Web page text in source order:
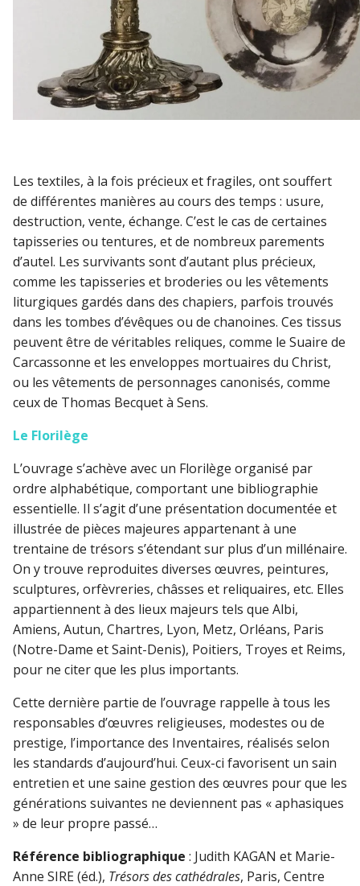
Les textiles, à la fois précieux et fragiles, ont souffert
de différentes manières au cours des temps : usure,
destruction, vente, échange. C’est le cas de certaines
tapisseries ou tentures, et de nombreux parements
d’autel. Les survivants sont d’autant plus précieux,
comme les tapisseries et broderies ou les vêtements
liturgiques gardés dans des chapiers, parfois trouvés
dans les tombes d’évêques ou de chanoines. Ces tissus
peuvent être de véritables reliques, comme le Suaire de
Carcassonne et les enveloppes mortuaires du Christ,
ou les vêtements de personnages canonisés, comme
ceux de Thomas Becquet à Sens.
Le Florilège
L’ouvrage s’achève avec un Florilège organisé par
ordre alphabétique, comportant une bibliographie
essentielle. Il s’agit d’une présentation documentée et
illustrée de pièces majeures appartenant à une
trentaine de trésors s’étendant sur plus d’un millénaire.
On y trouve reproduites diverses œuvres, peintures,
sculptures, orfèvreries, châsses et reliquaires, etc. Elles
appartiennent à des lieux majeurs tels que Albi,
Amiens, Autun, Chartres, Lyon, Metz, Orléans, Paris
(Notre-Dame et Saint-Denis), Poitiers, Troyes et Reims,
pour ne citer que les plus importants.
Cette dernière partie de l’ouvrage rappelle à tous les
responsables d’œuvres religieuses, modestes ou de
prestige, l’importance des Inventaires, réalisés selon
les standards d’aujourd’hui. Ceux-ci favorisent un sain
entretien et une saine gestion des œuvres pour que les
générations suivantes ne deviennent pas « aphasiques
» de leur propre passé…
Référence bibliographique : Judith KAGAN et Marie-
Anne SIRE (éd.), Trésors des cathédrales, Paris, Centre